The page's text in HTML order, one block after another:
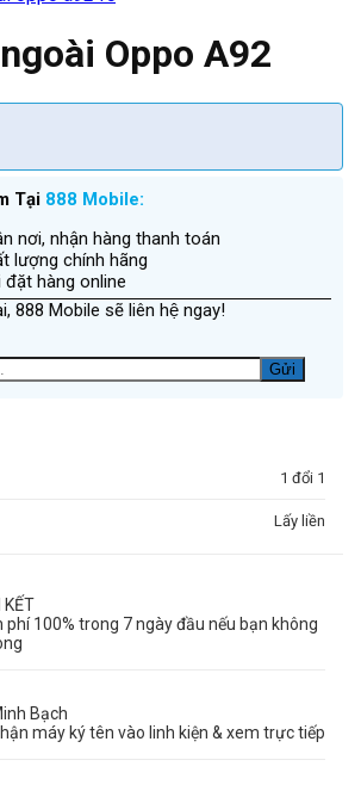
Oppo A92
Tại 888 Mobile:
nơi, nhận hàng thanh toán
lượng chính hãng
đặt hàng online
888 Mobile sẽ liên hệ ngay!
1 đổi 1
Lấy liền
KẾT
phí 100% trong 7 ngày đầu nếu bạn không
Bạch
máy ký tên vào linh kiện & xem trực tiếp